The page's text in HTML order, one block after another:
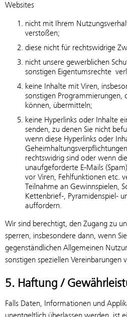
Websites
nicht mit Ihrem
verstoßen;
diese nicht für rechtswidrige
nicht unsere gewerblichen
sonstigen Eigentumsrechte
keine Inhalte mit Viren,
sonstigen Programmierungen,
können, übermitteln;
keine Hyperlinks oder Inhalte
senden, zu denen Sie nicht
wenn diese Hyperlinks oder
rechtswidrig sind oder wenn
unaufgeforderte E-Mails
vor Viren, Fehlfunktionen etc.
Teilnahme an Gewinnspielen,
Kettenbrief-, Pyramidenspiel-
auffordern.
Wir sind berechtigt, den Zugang zu
sperren, insbesondere dann, wenn
gegenständlichen Allgemeinen
sonstigen speziellen Vereinbarungen
5. Haftung /
Falls Daten, Informationen und